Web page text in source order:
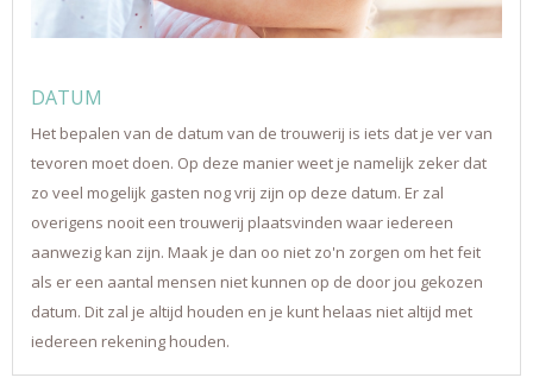
DATUM
Het bepalen van de datum van de trouwerij is iets dat je ver van
tevoren moet doen. Op deze manier weet je namelijk zeker dat
zo veel mogelijk gasten nog vrij zijn op deze datum. Er zal
overigens nooit een trouwerij plaatsvinden waar iedereen
aanwezig kan zijn. Maak je dan oo niet zo'n zorgen om het feit
als er een aantal mensen niet kunnen op de door jou gekozen
datum. Dit zal je altijd houden en je kunt helaas niet altijd met
iedereen rekening houden.